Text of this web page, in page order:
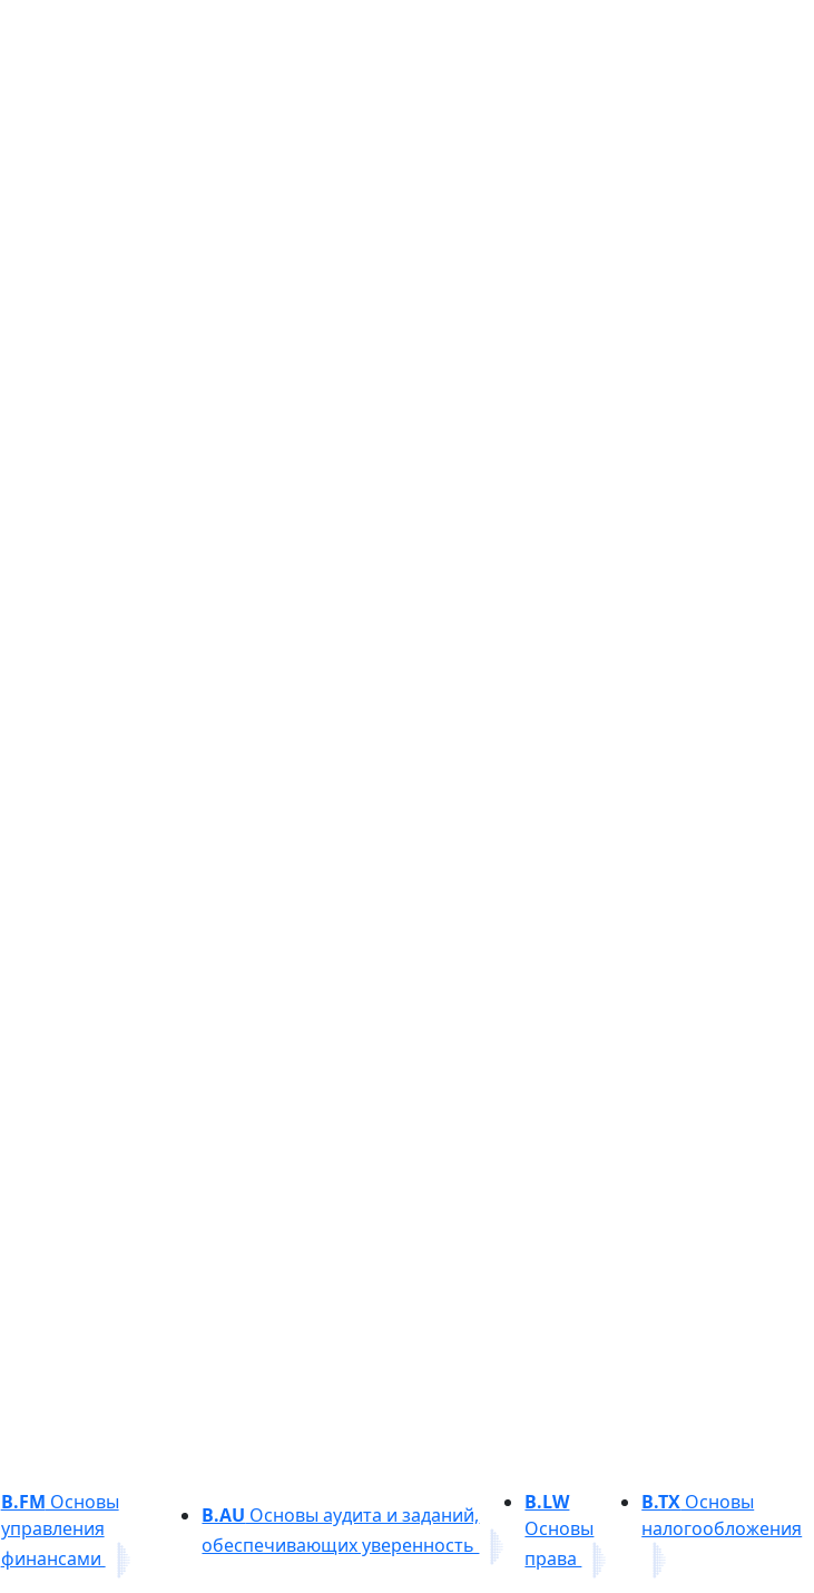
B.FM Основы
управления
финансами
B.AU Основы аудита и заданий,
обеспечивающих уверенность
B.LW
Основы
права
B.TX Основы
налогообложения